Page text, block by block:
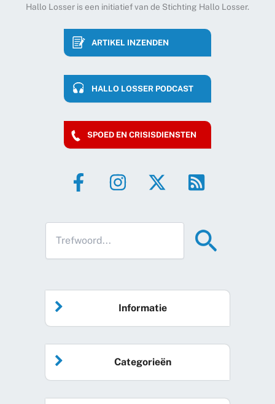
Hallo Losser is een initiatief van de Stichting Hallo Losser.
ARTIKEL INZENDEN
HALLO LOSSER PODCAST
SPOED EN CRISISDIENSTEN
Informatie
Home
Agenda
Categorieën
Algemeen nieuws